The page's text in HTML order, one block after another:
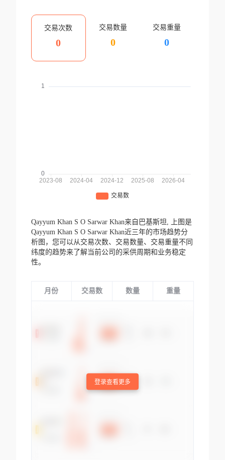
交易次数
0
交易数量
0
交易重量
0
Qayyum Khan S O Sarwar Khan来自巴基斯坦,
上图是
Qayyum Khan S O Sarwar Khan近三年的市场趋势分
析图，您可以从交易次数、交易数量、交易重量不同
纬度的趋势来了解当前公司的采供周期和业务稳定
性。
月份 交易数 数量 重量
登录查看更多